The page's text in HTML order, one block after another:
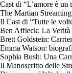
Cast di “L’amore è un
The Martian
Il Cast di “Tutte le
Ben Affleck: La Verità
Brett Goldstein:
Emma Watson:
Sophia Bush: Una
Il Manoscritto delle